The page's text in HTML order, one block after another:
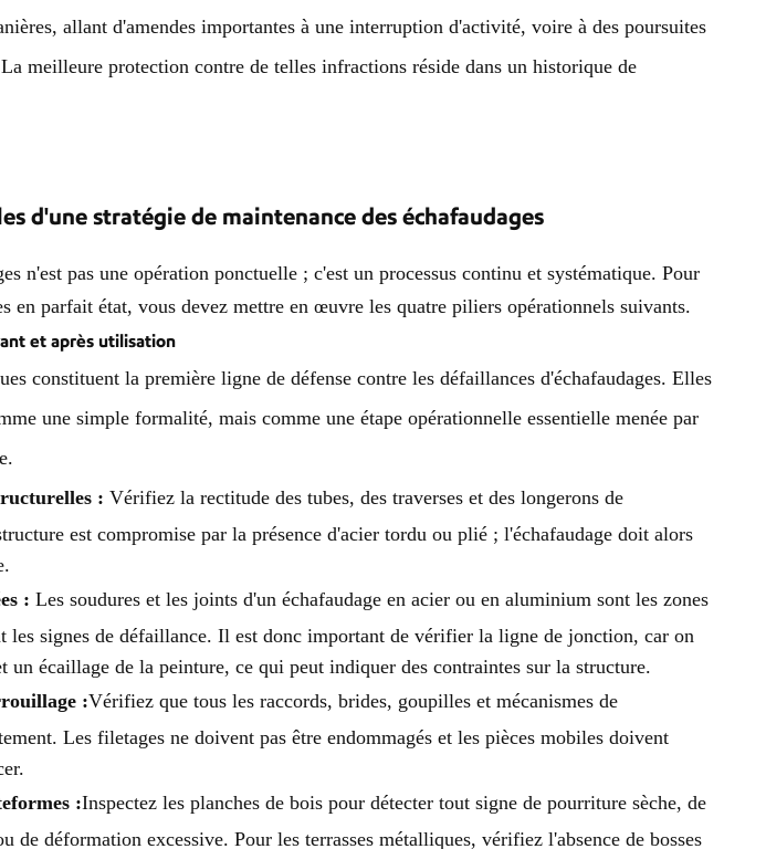
allant d'amendes importantes à une interruption d'activité, voire à des poursuites
meilleure protection contre de telles infractions réside dans un historique de
d'une stratégie de maintenance des échafaudages
n'est pas une opération ponctuelle ; c'est un processus continu et systématique. Pour
en parfait état, vous devez mettre en œuvre les quatre piliers opérationnels suivants.
et après utilisation
constituent la première ligne de défense contre les défaillances d'échafaudages. Elles
une simple formalité, mais comme une étape opérationnelle essentielle menée par
: Vérifiez la rectitude des tubes, des traverses et des longerons de
est compromise par la présence d'acier tordu ou plié ; l'échafaudage doit alors
: Les soudures et les joints d'un échafaudage en acier ou en aluminium sont les zones
les signes de défaillance. Il est donc important de vérifier la ligne de jonction, car on
un écaillage de la peinture, ce qui peut indiquer des contraintes sur la structure.
:Vérifiez que tous les raccords, brides, goupilles et mécanismes de
Les filetages ne doivent pas être endommagés et les pièces mobiles doivent
:Inspectez les planches de bois pour détecter tout signe de pourriture sèche, de
de déformation excessive. Pour les terrasses métalliques, vérifiez l'absence de bosses